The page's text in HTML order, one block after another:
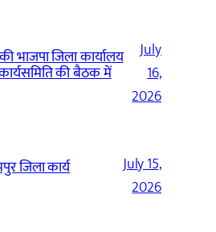
भाजपा जिला कार्यालय
की बैठक में
July
16,
2026
जिला कार्य
July 15,
2026